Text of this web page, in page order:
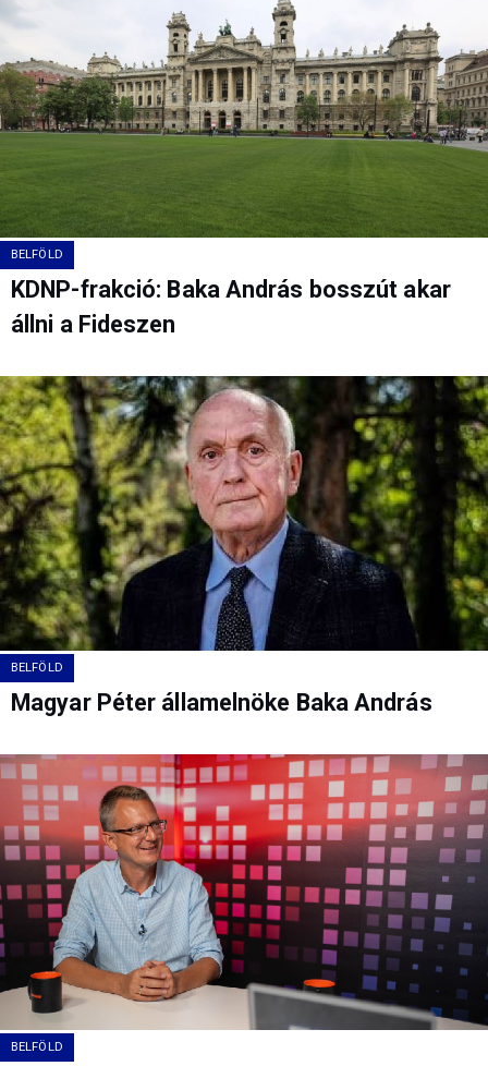
BELFÖLD
KDNP-frakció: Baka András bosszút akar
állni a Fideszen
BELFÖLD
Magyar Péter államelnöke Baka András
BELFÖLD